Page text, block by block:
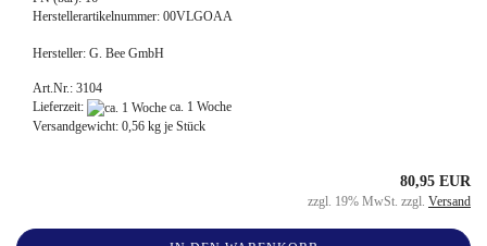
Herstellerartikelnummer: 00VLGOAA
Hersteller: G. Bee GmbH
Art.Nr.: 3104
Lieferzeit:
ca. 1 Woche
Versandgewicht: 0,56 kg je Stück
80,95 EUR
zzgl. 19% MwSt. zzgl. Versand